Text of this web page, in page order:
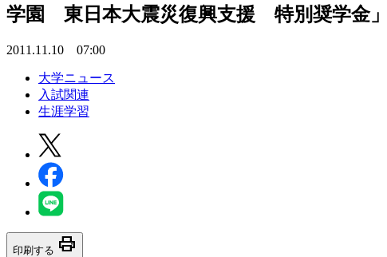
学園 東日本大震災復興支援 特別奨学金」
2011.11.10 07:00
大学ニュース
入試関連
生涯学習
印刷する print